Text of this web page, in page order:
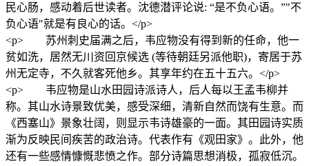
民心肠，感动着后世读者。沈德潜评论说: “是不负心语。”"不
负心语"就是有良心的话。</p>
<p> 苏州刺史届满之后，韦应物没有得到新的任命，他一
贫如洗，居然无川资回京候选 (等待朝廷另派他职)，寄居于苏
州无定寺，不久就客死他乡。其享年约在五十五六。</p>
<p> 韦应物是山水田园诗派诗人，后人每以王孟韦柳并
称。其山水诗景致优美，感受深细，清新自然而饶有生意。而
《西塞山》景象壮阔，则显示韦诗雄豪的一面。其田园诗实质
渐为反映民间疾苦的政治诗。代表作有《观田家》。此外，他
还有一些感情慷慨悲愤之作。部分诗篇思想消极，孤寂低沉。